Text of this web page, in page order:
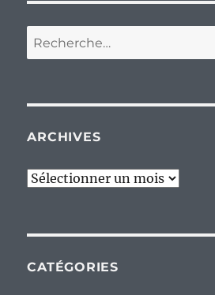
Recherche
pour :
ARCHIVES
Archives
CATÉGORIES